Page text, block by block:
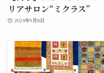
リアサロン“ミクラス”
2024年9月8日